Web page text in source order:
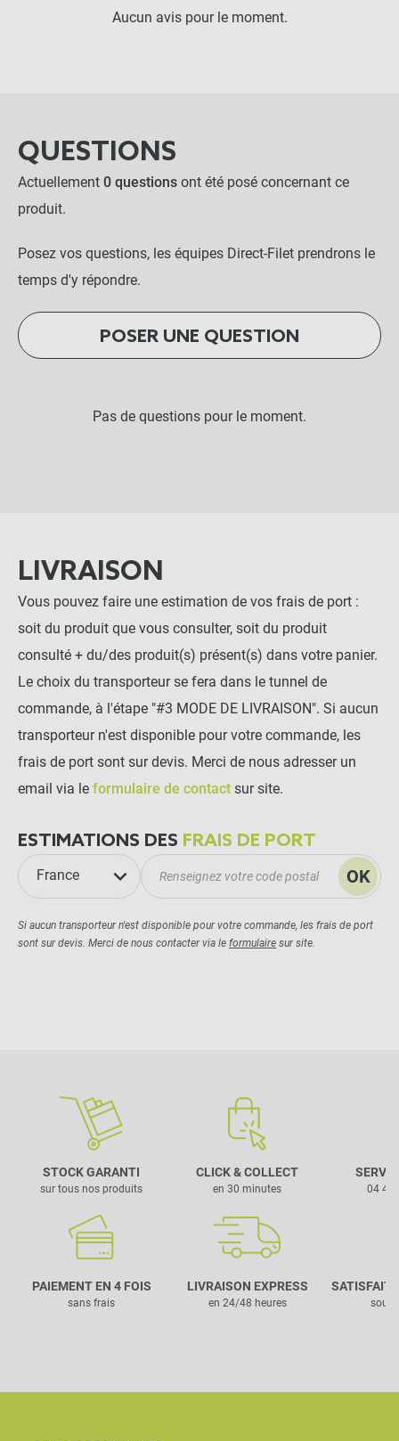
Aucun avis pour le moment.
QUESTIONS
Actuellement 0 questions ont été posé concernant ce
produit.
Posez vos questions, les équipes Direct-Filet prendrons le
temps d'y répondre.
POSER UNE QUESTION
Pas de questions pour le moment.
LIVRAISON
Vous pouvez faire une estimation de vos frais de port :
soit du produit que vous consulter, soit du produit
consulté + du/des produit(s) présent(s) dans votre panier.
Le choix du transporteur se fera dans le tunnel de
commande, à l'étape "#3 MODE DE LIVRAISON". Si aucun
transporteur n'est disponible pour votre commande, les
frais de port sont sur devis. Merci de nous adresser un
email via le formulaire de contact sur site.
ESTIMATIONS DES FRAIS DE PORT
France OK
Si aucun transporteur n'est disponible pour votre commande, les frais de port
sont sur devis. Merci de nous contacter via le formulaire sur site.
STOCK GARANTI
sur tous nos produits
CLICK & COLLECT
en 30 minutes
PAIEMENT EN 4 FOIS
sans frais
LIVRAISON EXPRESS
en 24/48 heures
04 42
SATISFAIT
sous